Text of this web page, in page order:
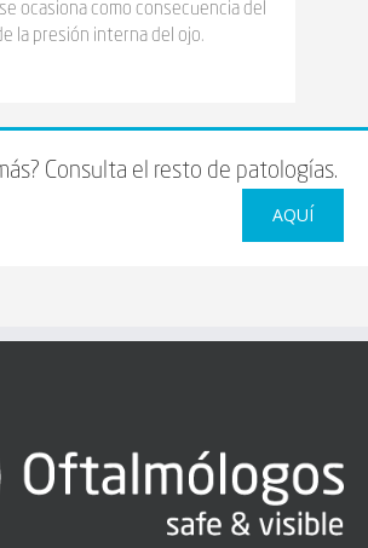
ocasiona como consecuencia del
la presión interna del ojo.
Consulta el resto de patologías.
AQUÍ